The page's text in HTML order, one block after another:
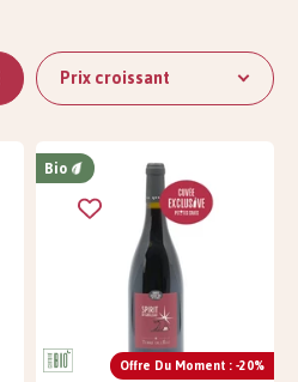
Prix ​​croissant
Offre Du Moment : -20%
Bio